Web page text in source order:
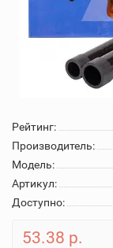
Рейтинг:
Производитель:
Модель:
Артикул:
Доступно:
53.38 р.